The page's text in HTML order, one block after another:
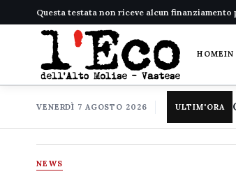
Questa testata non riceve alcun finanziamento
HOMEIN
VENERDÌ 7 AGOSTO 2026 ULTIM'ORA
NEWS